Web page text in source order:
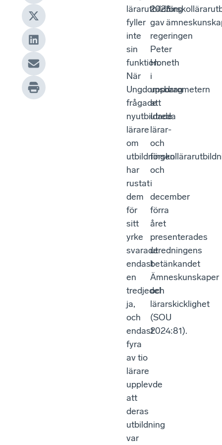
lärarutbildning
fyller
inte
sin
funktion.
När
Ungdomsbarometern
frågade
nyutbildade
lärare
om
utbildningen
har
rustat
dem
för
sitt
yrke
svarade
endast
en
tredjedel
ja,
och
endast
fyra
av tio
lärare
upplevde
att
deras
utbildning
var
2023
gav
regeringen
Peter
Honeth
i
uppdrag
att
utreda
lärar-
och
och
i
december
förra
året
presenterades
utredningens
betänkandet
Ämneskunskaper
och
lärarskicklighet
(SOU
2024:81).